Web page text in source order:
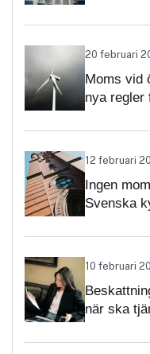
20 februari
Moms vid
nya regler
12 februari
Ingen
Svenska
10 februari
när ska